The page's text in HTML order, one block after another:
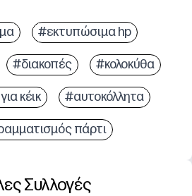
#εκτυπώσιμα hp
#διακοπές #κολοκύθα
κέικ #αυτοκόλλητα
πάρτι
Συλλογές